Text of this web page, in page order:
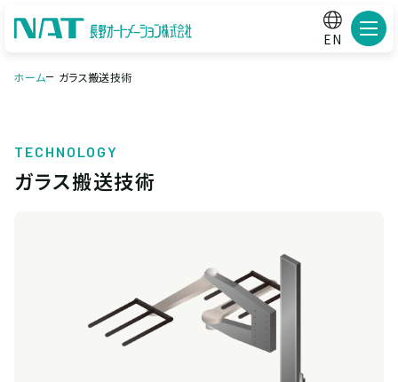
EN メニ
ホーム ガラス搬送技術
TECHNOLOGY
ガラス搬送技術